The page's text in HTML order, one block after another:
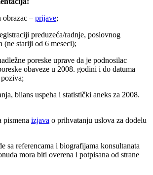
– prijave;
preduzeća/radnje, poslovnog
(ne stariji od 6 meseci);
poreske uprave da je podnosilac
obaveze u 2008. godini i do datuma
uspeha i statistički aneks za 2008.
izjava o prihvatanju uslova za dodelu
i biografijama konsultanata
mora biti overena i potpisana od strane